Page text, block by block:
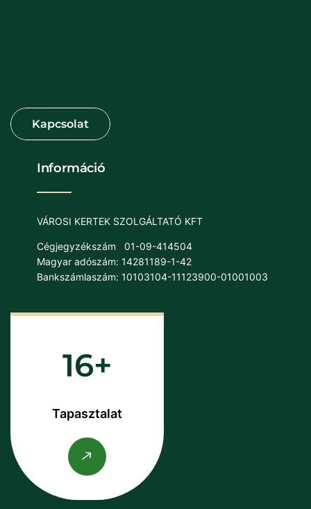
Információ
VÁROSI KERTEK SZOLGÁLTATÓ KFT
Cégjegyzékszám
01-09-414504
Magyar adószám: 14281189-1-42
Bankszámlaszám: 10103104-11123900-01001003
16
Tapasztalat